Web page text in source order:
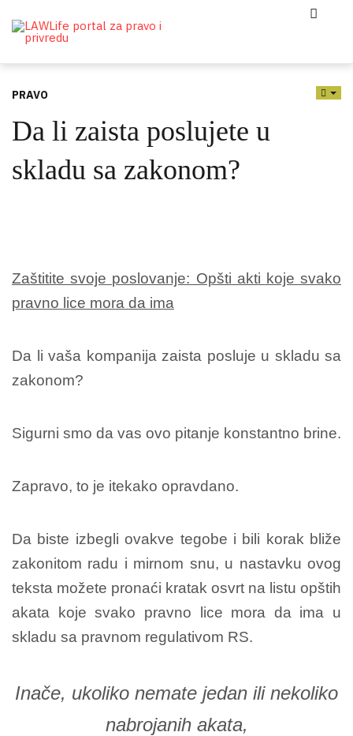
PRAVO
Da li zaista poslujete u
skladu sa zakonom?
Zaštitite svoje poslovanje: Оpšti akti koje svako
pravno lice mora da ima
Da li vaša kompanija zaista posluje u skladu sa
zakonom?
Sigurni smo da vas ovo pitanje konstantno brine.
Zapravo, to je itekako opravdano.
Da biste izbegli ovakve tegobe i bili korak bliže
zakonitom radu i mirnom snu, u nastavku ovog
teksta možete pronaći kratak osvrt na listu opštih
akata koje svako pravno lice mora da ima u
skladu sa pravnom regulativom RS.
Inače, ukoliko nemate jedan ili nekoliko
nabrojanih akata,